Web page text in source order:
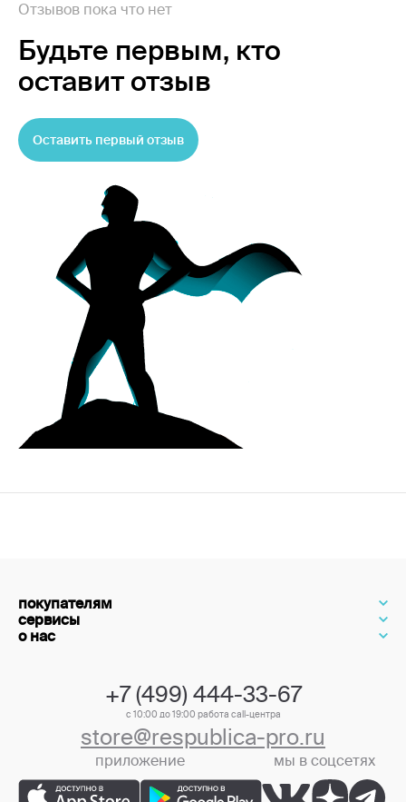
Отзывов пока что нет
Будьте первым, кто
оставит отзыв
Оставить первый отзыв
покупателям
сервисы
о нас
+7 (499) 444-33-67
с 10:00 до 19:00 работа call-центра
store@respublica-pro.ru
приложение мы в соцсетях